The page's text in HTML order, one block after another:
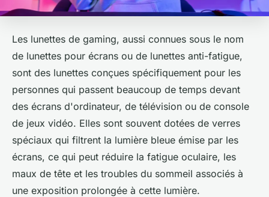
Les lunettes de gaming, aussi connues sous le nom
de lunettes pour écrans ou de lunettes anti-fatigue,
sont des lunettes conçues spécifiquement pour les
personnes qui passent beaucoup de temps devant
des écrans d'ordinateur, de télévision ou de console
de jeux vidéo. Elles sont souvent dotées de verres
spéciaux qui filtrent la lumière bleue émise par les
écrans, ce qui peut réduire la fatigue oculaire, les
maux de tête et les troubles du sommeil associés à
une exposition prolongée à cette lumière.